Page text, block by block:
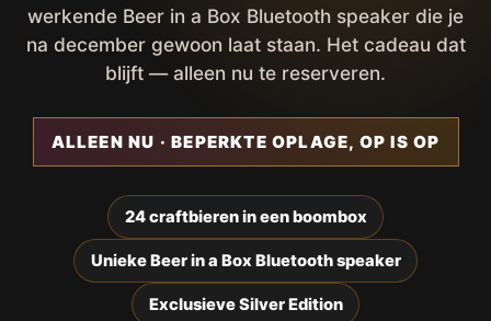
werkende Beer in a Box Bluetooth speaker die je
na december gewoon laat staan. Het cadeau dat
blijft — alleen nu te reserveren.
ALLEEN NU · BEPERKTE OPLAGE, OP IS OP
24 craftbieren in een boombox
Unieke Beer in a Box Bluetooth speaker
Exclusieve Silver Edition